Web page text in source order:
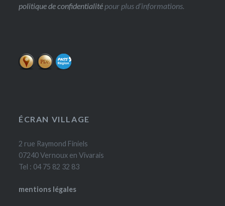
politique de confidentialité pour plus d’informations.
ÉCRAN VILLAGE
2 rue Raymond Finiels
07240 Vernoux en Vivarais
Tel : 04 75 82 32 83
mentions légales